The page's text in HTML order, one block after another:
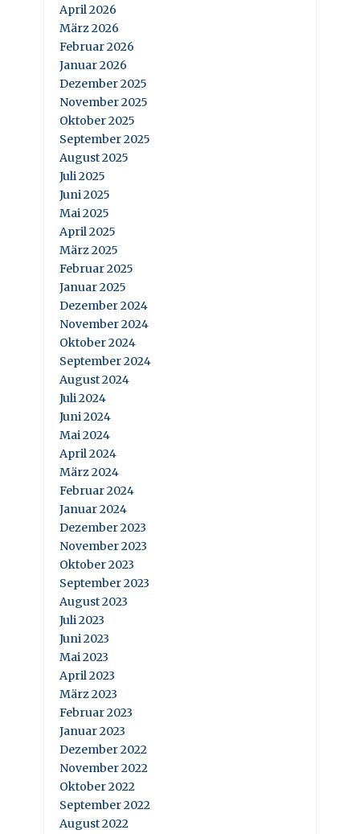
April 2026
März 2026
Februar 2026
Januar 2026
Dezember 2025
November 2025
Oktober 2025
September 2025
August 2025
Juli 2025
Juni 2025
Mai 2025
April 2025
März 2025
Februar 2025
Januar 2025
Dezember 2024
November 2024
Oktober 2024
September 2024
August 2024
Juli 2024
Juni 2024
Mai 2024
April 2024
März 2024
Februar 2024
Januar 2024
Dezember 2023
November 2023
Oktober 2023
September 2023
August 2023
Juli 2023
Juni 2023
Mai 2023
April 2023
März 2023
Februar 2023
Januar 2023
Dezember 2022
November 2022
Oktober 2022
September 2022
August 2022